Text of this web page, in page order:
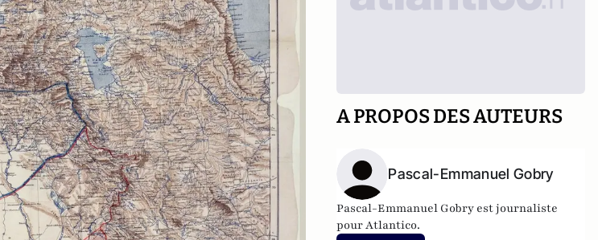
A PROPOS DES AUTEURS
Pascal-Emmanuel Gobry
Pascal-Emmanuel Gobry est journaliste
pour Atlantico.